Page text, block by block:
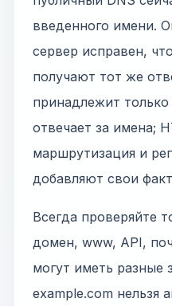
введенного имени.
сервер исправен,
получают тот же
принадлежит
отвечает за имена;
маршрутизация и
добавляют свои
Всегда проверяйте
домен, www, API,
могут иметь разные
example.com нельзя